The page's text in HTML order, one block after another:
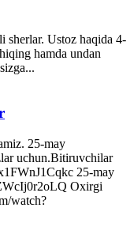
sherlar. Ustoz haqida 4-
hamda undan
25-may
uchun.Bitiruvchilar
25-may
Oxirgi
watch?